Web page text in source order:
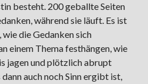
besteht. 200 geballte Seiten
während sie läuft. Es ist
die Gedanken sich
einem Thema festhängen, wie
jagen und plötzlich abrupt
auch noch Sinn ergibt ist,